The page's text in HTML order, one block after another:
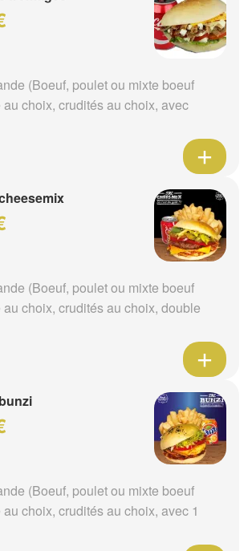
(Boeuf, poulet ou mixte boeuf
choix, crudités au choix, avec
(Boeuf, poulet ou mixte boeuf
choix, crudités au choix, double
(Boeuf, poulet ou mixte boeuf
choix, crudités au choix, avec 1